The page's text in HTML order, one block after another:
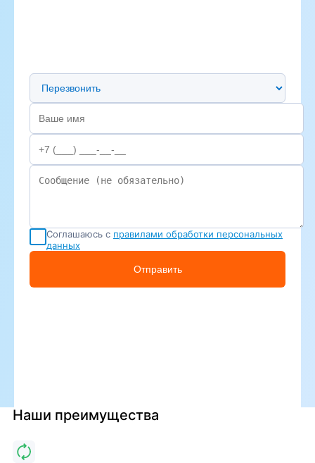
Предпочтительный способ связи
Соглашаюсь с правилами обработки персональных
данных
Отправить
Наши преимущества